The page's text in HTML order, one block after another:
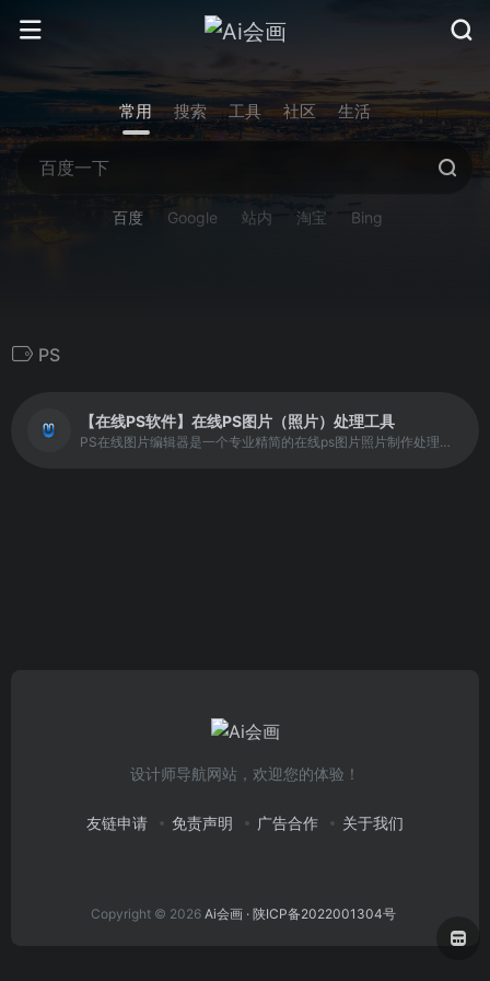
常用 搜索 工具 社区 生活
百度 Google 站内 淘宝 Bing
PS
【在线PS软件】在线PS图片（照片）处理工具
PS在线图片编辑器是一个专业精简的在线ps图片照片制作处理软件工具，绿色免安装，免下载，直接在浏览器打开就可用它修正，调整和美化图像。
设计师导航网站，欢迎您的体验！
友链申请 免责声明 广告合作 关于我们
Copyright © 2026 Ai会画 · 陕ICP备2022001304号